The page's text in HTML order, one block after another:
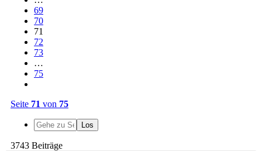
69
70
71
72
73
…
75
Seite 71 von 75
3743 Beiträge